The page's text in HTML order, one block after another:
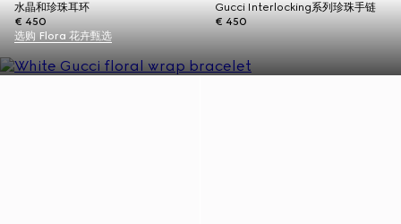
水晶和珍珠耳环
€ 450
Gucci Interlocking系列珍珠手链
€ 450
选购 Flora 花卉甄选